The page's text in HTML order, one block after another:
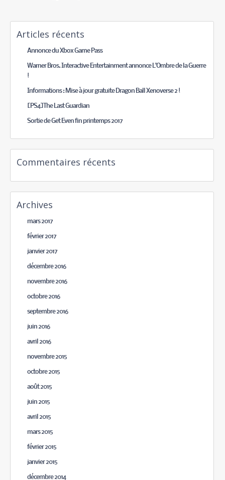
Articles récents
Annonce du Xbox Game Pass
Warner Bros. Interactive Entertainment annonce L’Ombre de la Guerre
!
Informations : Mise à jour gratuite Dragon Ball Xenoverse 2 !
[PS4]The Last Guardian
Sortie de Get Even fin printemps 2017
Commentaires récents
Archives
mars 2017
février 2017
janvier 2017
décembre 2016
novembre 2016
octobre 2016
septembre 2016
juin 2016
avril 2016
novembre 2015
octobre 2015
août 2015
juin 2015
avril 2015
mars 2015
février 2015
janvier 2015
décembre 2014